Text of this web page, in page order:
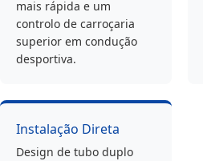
mais rápida e um
controlo de carroçaria
superior em condução
desportiva.
Instalação Direta
Design de tubo duplo